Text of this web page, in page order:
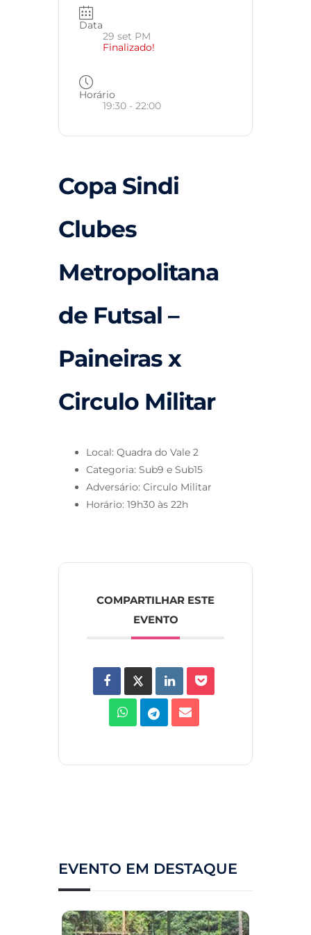
Data
29 set PM
Finalizado!
Horário
19:30 - 22:00
Copa Sindi
Clubes
Metropolitana
de Futsal –
Paineiras x
Circulo Militar
Local: Quadra do Vale 2
Categoria: Sub9 e Sub15
Adversário: Circulo Militar
Horário: 19h30 às 22h
COMPARTILHAR ESTE
EVENTO
EVENTO EM DESTAQUE